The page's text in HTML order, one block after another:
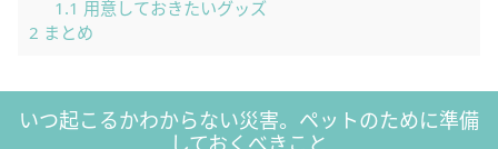
1.1 用意しておきたいグッズ
2 まとめ
いつ起こるかわからない災害。ペットのために準備
しておくべきこと